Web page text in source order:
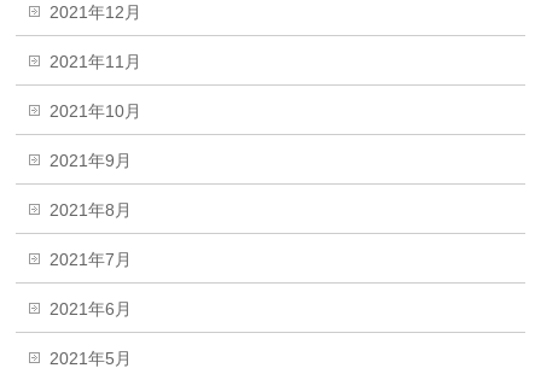
2021年12月
2021年11月
2021年10月
2021年9月
2021年8月
2021年7月
2021年6月
2021年5月